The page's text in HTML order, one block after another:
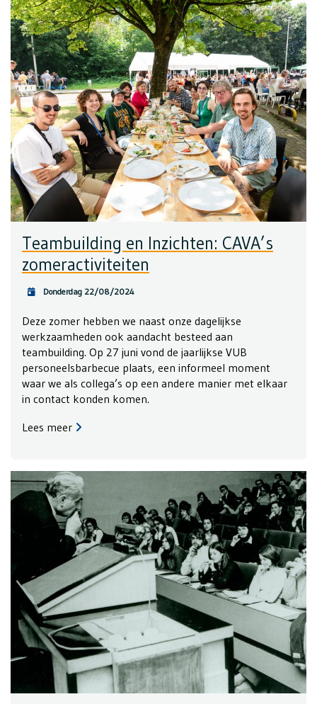
Teambuilding en Inzichten: CAVA’s
zomeractiviteiten
Donderdag 22/08/2024
Deze zomer hebben we naast onze dagelijkse
werkzaamheden ook aandacht besteed aan
teambuilding. Op 27 juni vond de jaarlijkse VUB
personeelsbarbecue plaats, een informeel moment
waar we als collega’s op een andere manier met elkaar
in contact konden komen.
Lees meer